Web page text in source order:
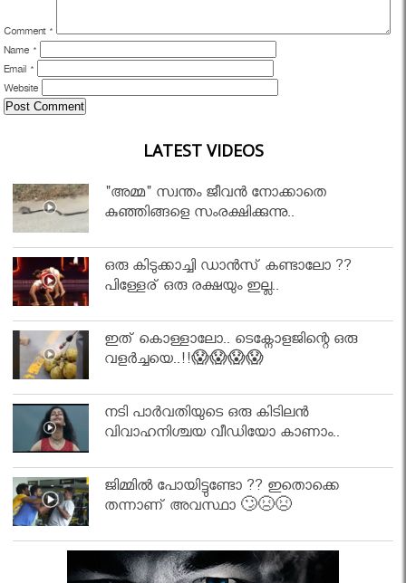
Comment *
Name *
Email *
Website
LATEST VIDEOS
"അമ്മ" സ്വന്തം ജീവൻ നോക്കാതെ
കുഞ്ഞിങ്ങളെ സംരക്ഷിക്കുന്നു..
ഒരു കിടുക്കാച്ചി ഡാൻസ് കണ്ടാലോ ??
പിള്ളേര് ഒരു രക്ഷയും ഇല്ല..
ഇത് കൊള്ളാലോ.. ടെക്നോളജിന്റെ ഒരു
വളർച്ചയെ..!!😱😱😱😱
നടി പാർവതിയുടെ ഒരു കിടിലൻ
വിവാഹനിശ്ചയ വീഡിയോ കാണാം..
ജിമ്മിൽ പോയിട്ടുണ്ടോ ?? ഇതൊക്കെ
തന്നാണ് അവസ്ഥാ 🙄😣😣